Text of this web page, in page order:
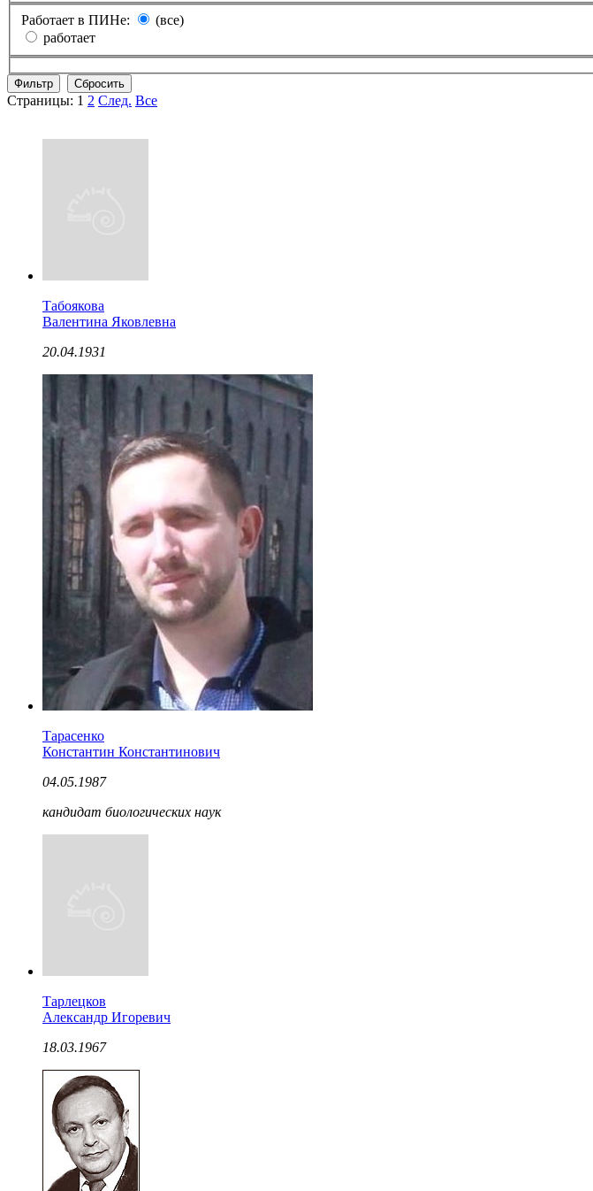
Работает в ПИНе:
(все)
работает
Страницы: 1 2 След. Все
Табоякова
Валентина Яковлевна
20.04.1931
Тарасенко
Константин Константинович
04.05.1987
кандидат биологических наук
Тарлецков
Александр Игоревич
18.03.1967